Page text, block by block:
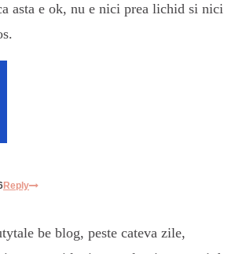
asta e ok, nu e nici prea lichid si nici
Reply
be blog, peste cateva zile,